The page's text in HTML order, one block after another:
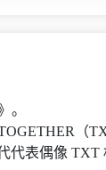
。
（
表偶像